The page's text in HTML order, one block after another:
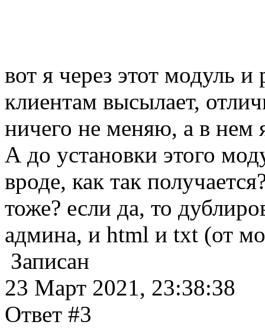
вот я через этот модуль
клиентам высылает,
ничего не меняю, а в
А до установки этого
вроде, как так
тоже? если да, то
админа, и html и txt (от
Записан
23 Март 2021, 23:38:38
Ответ #3